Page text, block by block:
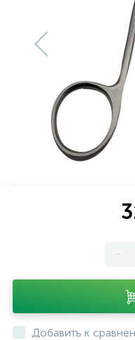
-
Добавить к